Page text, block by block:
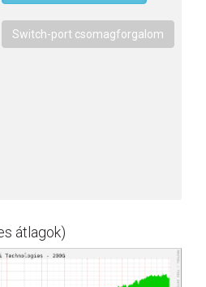
Switch-port csomagforgalom
átlagok)